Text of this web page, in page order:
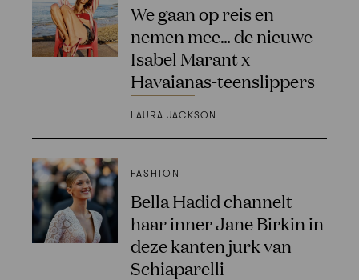
We gaan op reis en
nemen mee… de nieuwe
Isabel Marant x
Havaianas-teenslippers
LAURA JACKSON
FASHION
Bella Hadid channelt
haar inner Jane Birkin in
deze kanten jurk van
Schiaparelli